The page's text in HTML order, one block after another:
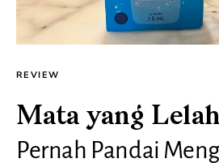
REVIEW
Mata yang
Pernah Pandai